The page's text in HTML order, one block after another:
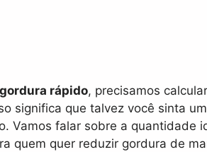
rápido, precisamos
significa que talvez você sinta
Vamos falar sobre a quantidade
quem quer reduzir gordura de